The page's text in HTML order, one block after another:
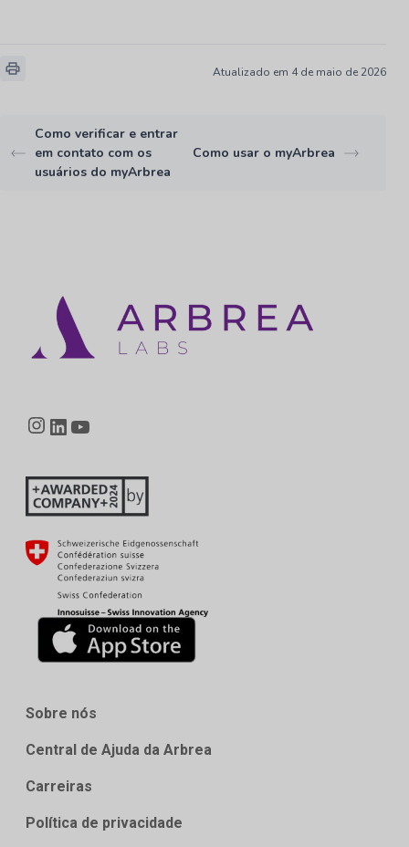
Atualizado em 4 de maio de 2026
Como verificar e entrar
em contato com os
usuários do myArbrea
Como usar o myArbrea
Instagram
LinkedIn
Sobre nós
Central de Ajuda da Arbrea
Carreiras
Política de privacidade